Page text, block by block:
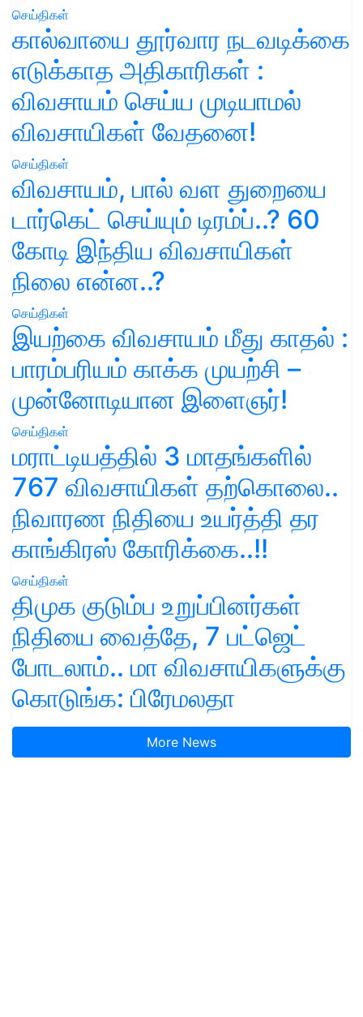
செய்திகள்
கால்வாயை தூர்வார நடவடிக்கை
எடுக்காத அதிகாரிகள் :
விவசாயம் செய்ய முடியாமல்
விவசாயிகள் வேதனை!
செய்திகள்
விவசாயம், பால் வள துறையை
டார்கெட் செய்யும் டிரம்ப்..? 60
கோடி இந்திய விவசாயிகள்
நிலை என்ன..?
செய்திகள்
இயற்கை விவசாயம் மீது காதல் :
பாரம்பரியம் காக்க முயற்சி –
முன்னோடியான இளைஞர்!
செய்திகள்
மராட்டியத்தில் 3 மாதங்களில்
767 விவசாயிகள் தற்கொலை..
நிவாரண நிதியை உயர்த்தி தர
காங்கிரஸ் கோரிக்கை..!!
செய்திகள்
திமுக குடும்ப உறுப்பினர்கள்
நிதியை வைத்தே, 7 பட்ஜெட்
போடலாம்.. மா விவசாயிகளுக்கு
கொடுங்க: பிரேமலதா
More News